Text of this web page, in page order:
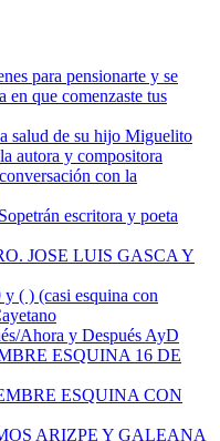
para pensionarte y se
en que comenzaste tus
salud de su hijo Miguelito
autora y compositora
con la
escritora y poeta
JOSE LUIS GASCA Y
( ) (casi esquina con
Ahora y Después AyD
ESQUINA 16 DE
ESQUINA CON
ARIZPE Y GALEANA